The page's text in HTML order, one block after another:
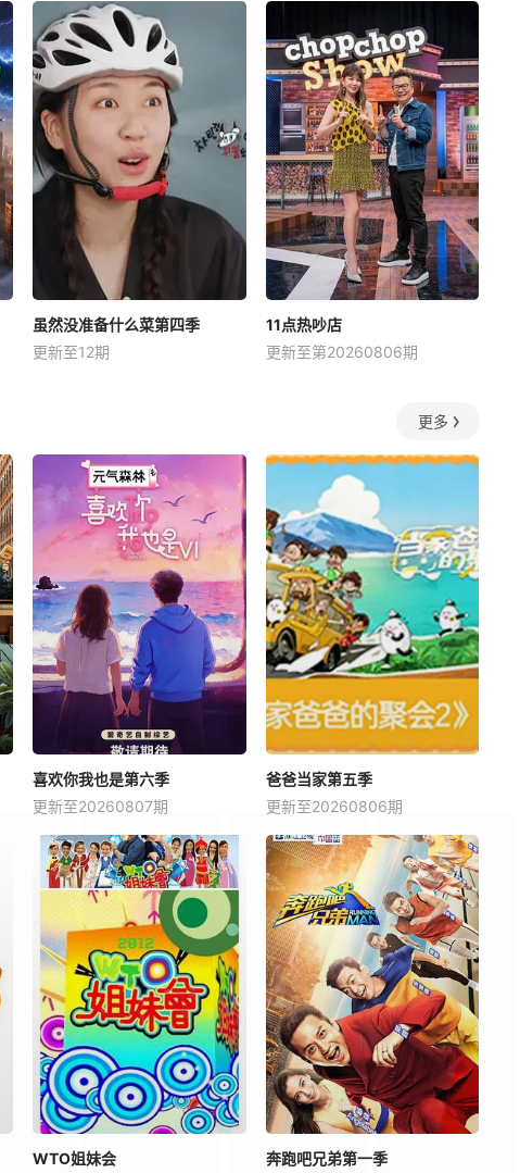
虽然没准备什么菜第四季
更新至12期
11点热吵店
更新至第20260806期
更多
喜欢你我也是第六季
更新至20260807期
爸爸当家第五季
更新至20260806期
WTO姐妹会 奔跑吧兄弟第一季